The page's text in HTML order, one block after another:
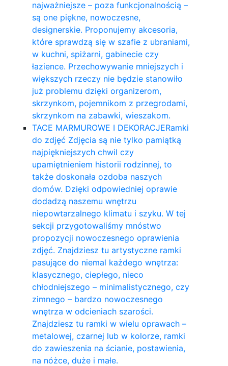
najważniejsze – poza funkcjonalnością –
są one piękne, nowoczesne,
designerskie. Proponujemy akcesoria,
które sprawdzą się w szafie z ubraniami,
w kuchni, spiżarni, gabinecie czy
łazience. Przechowywanie mniejszych i
większych rzeczy nie będzie stanowiło
już problemu dzięki organizerom,
skrzynkom, pojemnikom z przegrodami,
skrzynkom na zabawki, wieszakom.
TACE MARMUROWE I DEKORACJERamki
do zdjęć Zdjęcia są nie tylko pamiątką
najpiękniejszych chwil czy
upamiętnieniem historii rodzinnej, to
także doskonała ozdoba naszych
domów. Dzięki odpowiedniej oprawie
dodadzą naszemu wnętrzu
niepowtarzalnego klimatu i szyku. W tej
sekcji przygotowaliśmy mnóstwo
propozycji nowoczesnego oprawienia
zdjęć. Znajdziesz tu artystyczne ramki
pasujące do niemal każdego wnętrza:
klasycznego, ciepłego, nieco
chłodniejszego – minimalistycznego, czy
zimnego – bardzo nowoczesnego
wnętrza w odcieniach szarości.
Znajdziesz tu ramki w wielu oprawach –
metalowej, czarnej lub w kolorze, ramki
do zawieszenia na ścianie, postawienia,
na nóżce, duże i małe.